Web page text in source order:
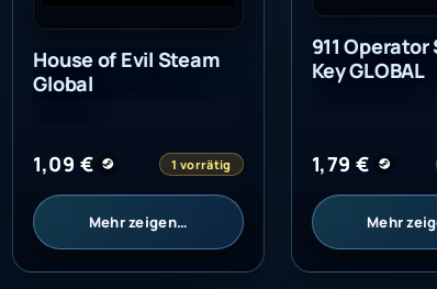
House of Evil Steam
Global
1,09 € 1 vorrätig
Mehr zeigen…
911 Operator
Key GLOBAL
1,79€
Mehr